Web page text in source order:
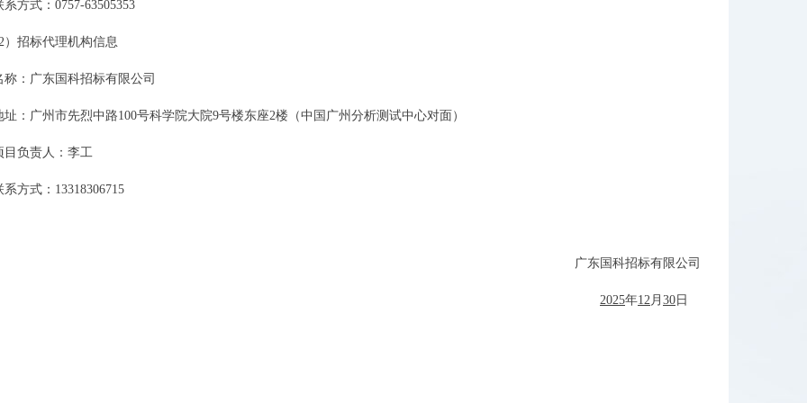
系方式： 0757-63505353
）招标代理机构信息
称：广东国科招标有限公司
址：广州市先烈中路100号科学院大院9号楼东座2楼 （中国广州分析测试中心对面）
目负责人： 李工
系方式： 13318306715
广东国科招标有限公司
2025年12月 30 日